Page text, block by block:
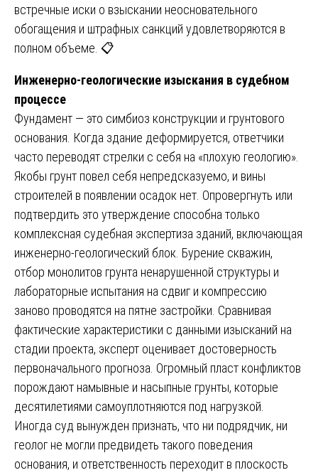
встречные иски о взыскании неосновательного
обогащения и штрафных санкций удовлетворяются в
полном объеме. 📋
Инженерно-геологические изыскания в судебном
процессе
Фундамент — это симбиоз конструкции и грунтового
основания. Когда здание деформируется, ответчики
часто переводят стрелки с себя на «плохую геологию».
Якобы грунт повел себя непредсказуемо, и вины
строителей в появлении осадок нет. Опровергнуть или
подтвердить это утверждение способна только
комплексная судебная экспертиза зданий, включающая
инженерно-геологический блок. Бурение скважин,
отбор монолитов грунта ненарушенной структуры и
лабораторные испытания на сдвиг и компрессию
заново проводятся на пятне застройки. Сравнивая
фактические характеристики с данными изысканий на
стадии проекта, эксперт оценивает достоверность
первоначального прогноза. Огромный пласт конфликтов
порождают намывные и насыпные грунты, которые
десятилетиями самоуплотняются под нагрузкой.
Иногда суд вынужден признать, что ни подрядчик, ни
геолог не могли предвидеть такого поведения
основания, и ответственность переходит в плоскость